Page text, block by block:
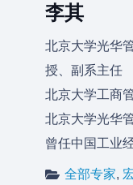
李其
北京大学光华
授、副系主任
北京大学工商
北京大学光华
曾任中国工业
全部专家,